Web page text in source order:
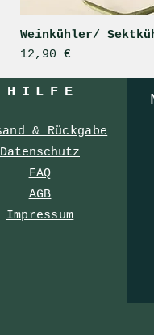
Weinkühler/
Preis
12,90 €
HILF E
& Rückgabe
Datenschutz
FAQ
AGB
Impressum